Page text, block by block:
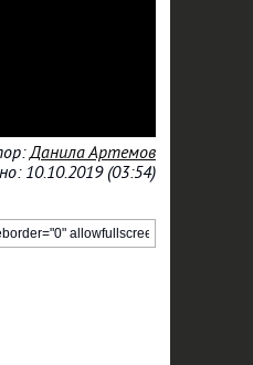
Данила Артемов
10.10.2019 (03:54)